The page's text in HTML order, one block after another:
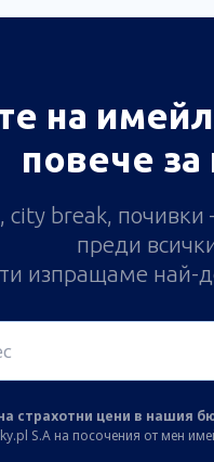
на
повече
city break, почивки
преди
изпращаме най-
страхотни цени в нашия
S.A на посочения от мен